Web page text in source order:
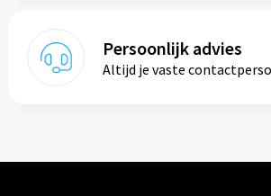
Persoonlijk advies
Altijd je vaste